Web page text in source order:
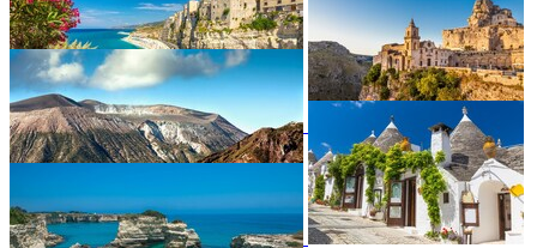
••••••